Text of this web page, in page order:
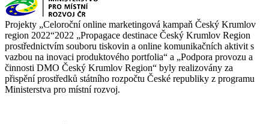
Projekty „Celoroční online marketingová kampaň Český Krumlov
region 2022“2022 „Propagace destinace Český Krumlov Region
prostřednictvím souboru tiskovin a online komunikačních aktivit s
vazbou na inovaci produktového portfolia“ a „Podpora provozu a
činnosti DMO Český Krumlov Region“ byly realizovány za
přispění prostředků státního rozpočtu České republiky z programu
Ministerstva pro místní rozvoj.